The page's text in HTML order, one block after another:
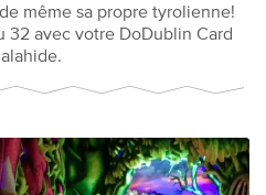
même sa propre tyrolienne!
32 avec votre DoDublin Card